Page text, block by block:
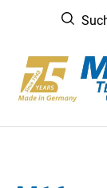
springen